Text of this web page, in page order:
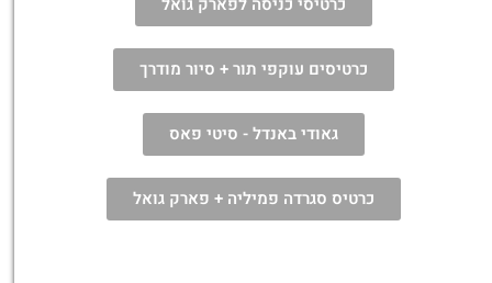
כרטיסים עוקפי תור + סיור מודרך
גאודי באנדל - סיטי פאס
כרטיס סגרדה פמיליה + פארק גואל